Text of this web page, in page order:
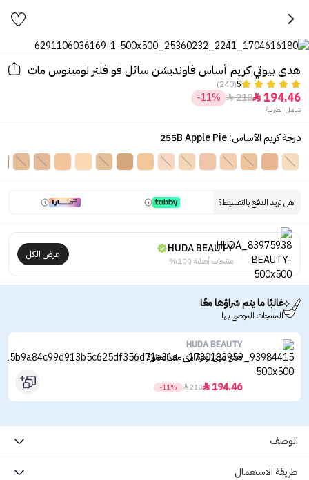
هدى بيوتي كريم أساس فاونديشن سائل فو فلتر لومينوس مات
5
(240)
194.46

218

-11%
شامل الضريبة
درجة كريم الأساس: 255B Apple Pie
هل تريد الدفع بالتقسيط؟
HUDA BEAUTY
منتجات أصلية 100%
عرض الكل
غالبًا ما يتم شراؤها معًا
المنتجات الموصى بها
HUDA BEAUTY
هدى بيوتي بودرة ايزي بيك المنثورة
194.46

218

-11%
الوصف
طريقة الاستعمال